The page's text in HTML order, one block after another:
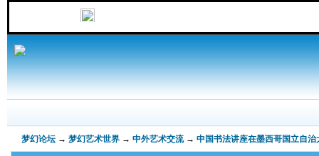
梦幻论坛 → 梦幻艺术世界 → 中外艺术交流→ 中国书法讲座在墨西哥国立自治